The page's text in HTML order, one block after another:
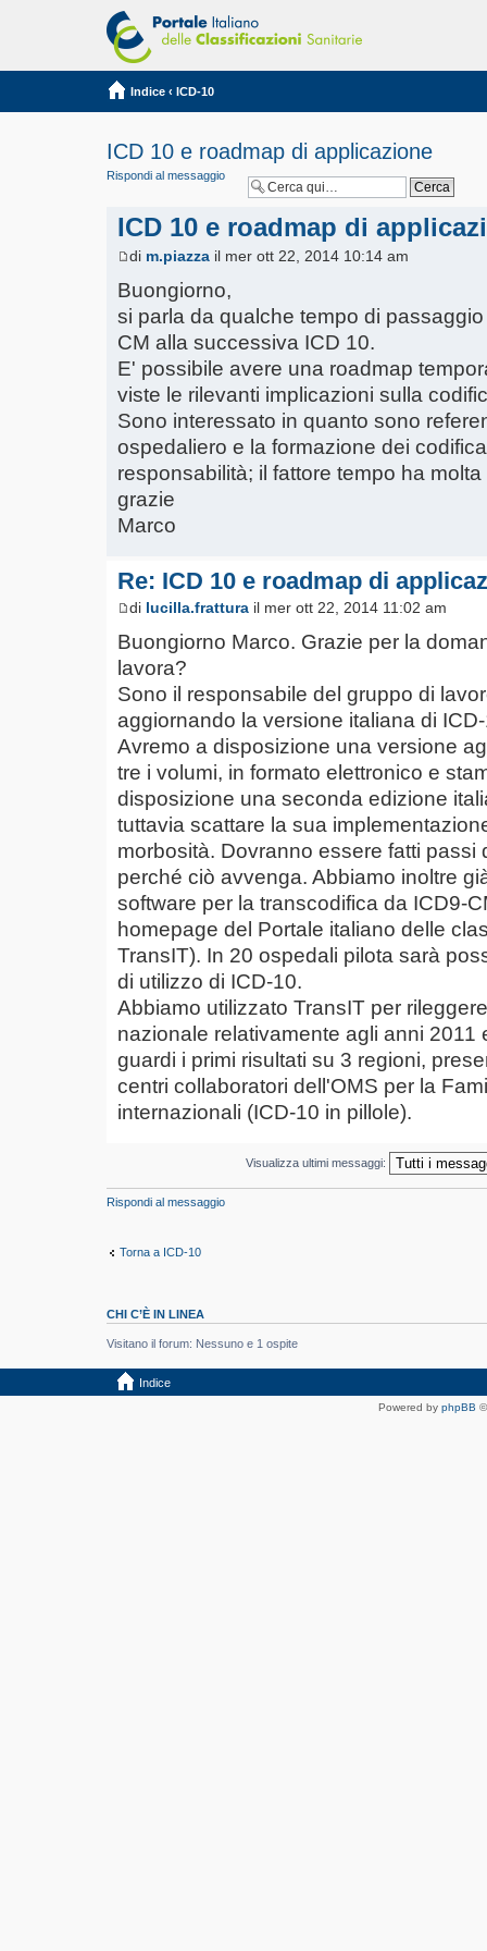
Indice ‹ ICD-10
ICD 10 e roadmap di applicazione
Rispondi al messaggio
ICD 10 e roadmap di
di m.piazza il mer ott 22, 2014 10:14 am
Buongiorno,
si parla da qualche tempo di
CM alla successiva ICD 10.
E' possibile avere una roadmap
viste le rilevanti implicazioni sulla
Sono interessato in quanto sono
ospedaliero e la formazione dei
responsabilità; il fattore tempo ha
grazie
Marco
Re: ICD 10 e roadmap di
di lucilla.frattura il mer ott 22, 2014 11:02 am
Buongiorno Marco. Grazie per la
lavora?
Sono il responsabile del gruppo di
aggiornando la versione italiana di
Avremo a disposizione una versione
tre i volumi, in formato elettronico e
disposizione una seconda edizione
tuttavia scattare la sua
morbosità. Dovranno essere fatti passi
perché ciò avvenga. Abbiamo inoltre
software per la transcodifica da ICD9-
homepage del Portale italiano delle
TransIT). In 20 ospedali pilota sarà
di utilizzo di ICD-10.
Abbiamo utilizzato TransIT per
nazionale relativamente agli anni 2011
guardi i primi risultati su 3 regioni,
centri collaboratori dell'OMS per la
internazionali (ICD-10 in pillole).
Visualizza ultimi messaggi:
Rispondi al messaggio
Torna a ICD-10
CHI C’È IN LINEA
Visitano il forum: Nessuno e 1 ospite
Indice
Powered by phpBB